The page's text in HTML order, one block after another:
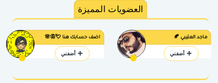
العضويات المميزة
ماجد العتيبي 🍂
أضفني
اضف حسابك هنا 💘🦋🌸
أضفني